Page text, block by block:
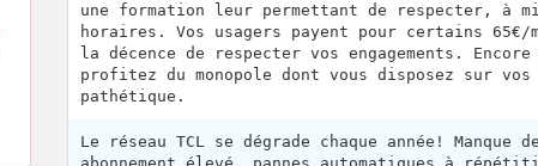
une formation leur permettant de respecter, à
horaires. Vos usagers payent pour certains 65€/
la décence de respecter vos engagements.
profitez du monopole dont vous disposez sur
pathétique.
Le réseau TCL se dégrade chaque année! Manque